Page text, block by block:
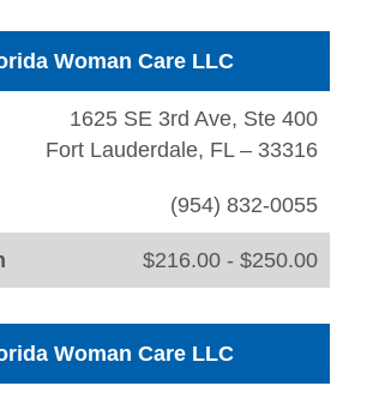
Woman Care LLC
1625 SE 3rd Ave, Ste 400
Fort Lauderdale, FL – 33316
(954) 832-0055
$216.00 - $250.00
Woman Care LLC